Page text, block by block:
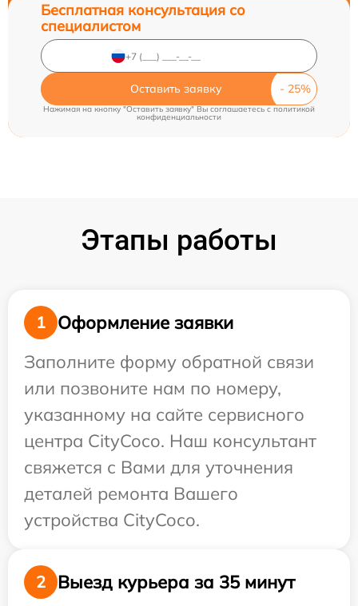
Бесплатная консультация со
специалистом
Оставить заявку
Нажимая на кнопку "Оставить заявку" Вы соглашаетесь cполитикой
конфиденциальности
Этапы работы
1
Оформление заявки
Заполните форму обратной связи
или позвоните нам по номеру,
указанному на сайте сервисного
центра CityCoco. Наш консультант
свяжется с Вами для уточнения
деталей ремонта Вашего
устройства CityCoco.
2 Выезд курьера за 35 минут